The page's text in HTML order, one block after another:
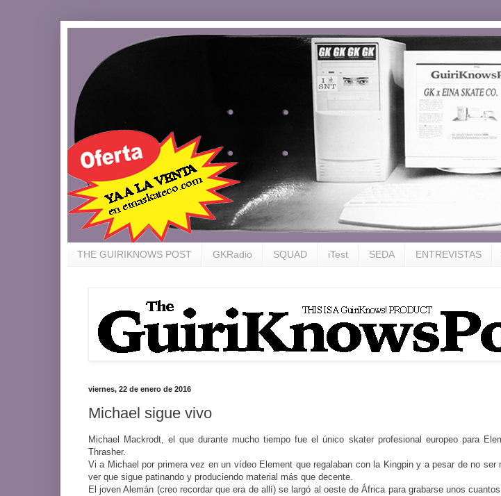
THE GUIRIKNOWS POST GKRadio SQUAD iTest SEDA ENTREVISTAS
viernes, 22 de enero de 2016
Michael sigue vivo
Michael Mackrodt, el que durante mucho tiempo fue el único skater profesional europeo para
Thrasher.
Vi a Michael por primera vez en un vídeo Element que regalaban con la Kingpin y a pesar de no ser
ver que sigue patinando y produciendo material más que decente.
El joven Alemán (creo recordar que era de allí) se largó al oeste de África para grabarse unos